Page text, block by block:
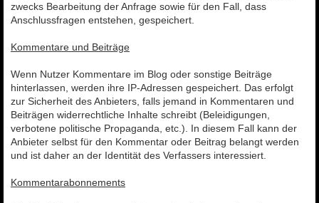
zwecks Bearbeitung der Anfrage sowie für den Fall, dass
Anschlussfragen entstehen, gespeichert.
Kommentare und Beiträge
Wenn Nutzer Kommentare im Blog oder sonstige Beiträge
hinterlassen, werden ihre IP-Adressen gespeichert. Das erfolgt
zur Sicherheit des Anbieters, falls jemand in Kommentaren und
Beiträgen widerrechtliche Inhalte schreibt (Beleidigungen,
verbotene politische Propaganda, etc.). In diesem Fall kann der
Anbieter selbst für den Kommentar oder Beitrag belangt werden
und ist daher an der Identität des Verfassers interessiert.
Kommentarabonnements